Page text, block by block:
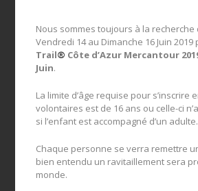
Nous sommes toujours à la
Vendredi 14 au Dimanche 16 Juin 2019
Trail® Côte d’Azur Mercantour
Juin.
La limite d’âge requise pour s’inscrire
volontaires est de 16 ans ou celle-ci
si l’enfant est accompagné d’un adulte.
Chaque personne se verra remettre
bien entendu un ravitaillement sera
monde.